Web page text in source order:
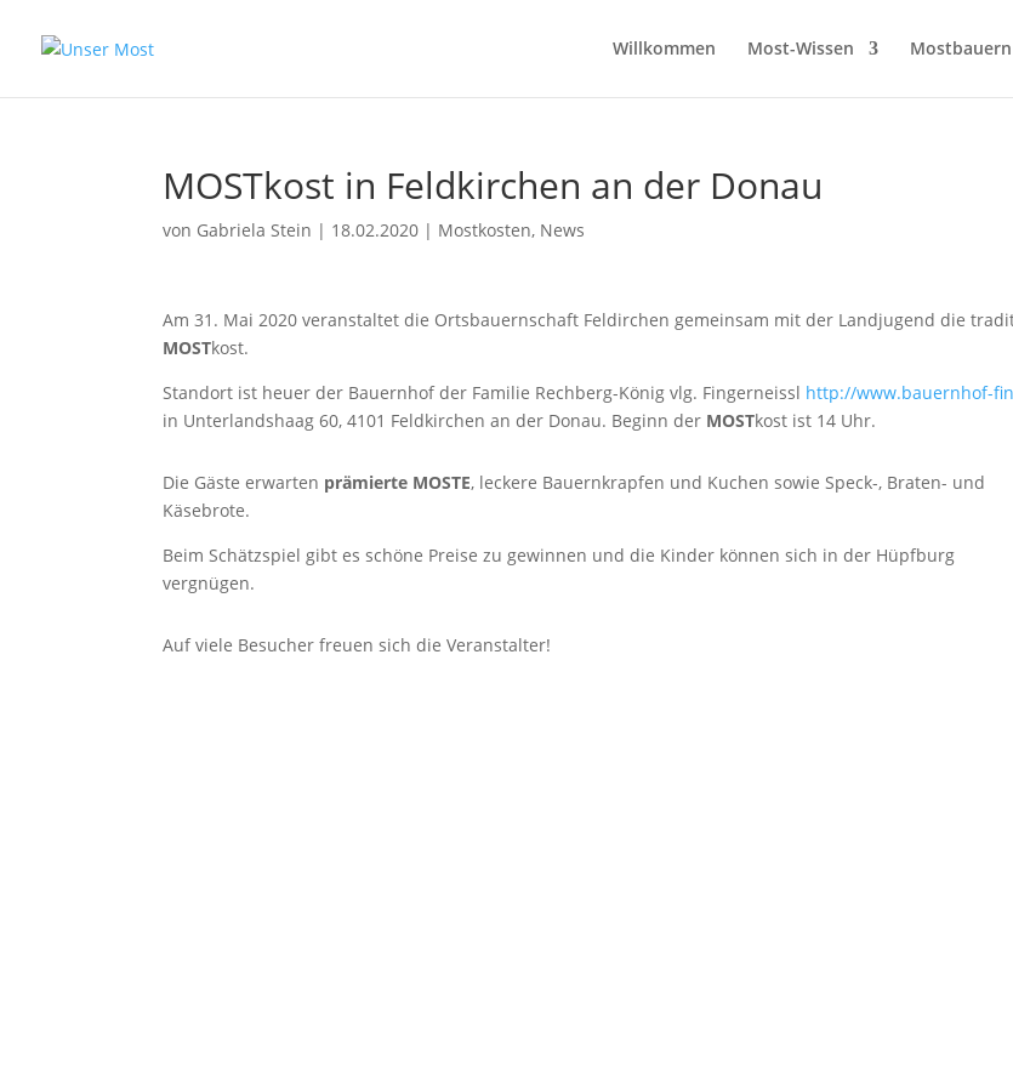
Willkommen Most-Wissen Mostbauern
MOSTkost in Feldkirchen an der Donau
von Gabriela Stein | 18.02.2020 | Mostkosten, News
Am 31. Mai 2020 veranstaltet die Ortsbauernschaft Feldirchen gemeinsam mit der Landjugend die
MOSTkost.
Standort ist heuer der Bauernhof der Familie Rechberg-König vlg. Fingerneissl http://www.bauernhof-
in Unterlandshaag 60, 4101 Feldkirchen an der Donau. Beginn der MOSTkost ist 14 Uhr.
Die Gäste erwarten prämierte MOSTE, leckere Bauernkrapfen und Kuchen sowie Speck-, Braten- und
Käsebrote.
Beim Schätzspiel gibt es schöne Preise zu gewinnen und die Kinder können sich in der Hüpfburg
vergnügen.
Auf viele Besucher freuen sich die Veranstalter!